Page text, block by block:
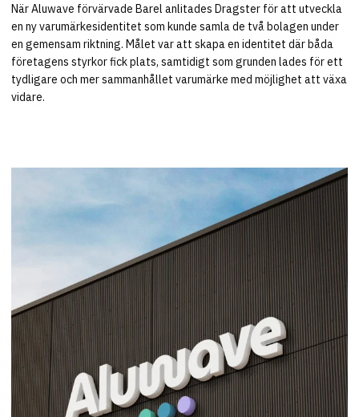
När Aluwave förvärvade Barel anlitades Dragster för att utveckla
en ny varumärkesidentitet som kunde samla de två bolagen under
en gemensam riktning. Målet var att skapa en identitet där båda
företagens styrkor fick plats, samtidigt som grunden lades för ett
tydligare och mer sammanhållet varumärke med möjlighet att växa
vidare.